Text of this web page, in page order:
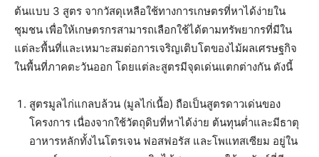
ต้นแบบ 3 สูตร จากวัสดุเหลือใช้ทางการเกษตรที่หาได้ง่ายใน
ชุมชน เพื่อให้เกษตรกรสามารถเลือกใช้ได้ตามทรัพยากรที่มีใน
แต่ละพื้นที่และเหมาะสมต่อการเจริญเติบโตของไม้ผลเศรษฐกิจ
ในพื้นที่ภาคตะวันออก โดยแต่ละสูตรมีจุดเด่นแตกต่างกัน ดังนี้
สูตรมูลไก่แกลบล้วน (มูลไก่เนื้อ) ถือเป็นสูตรดาวเด่นของ
โครงการ เนื่องจากใช้วัตถุดิบที่หาได้ง่าย ต้นทุนต่ำและมีธาตุ
อาหารหลักทั้งไนโตรเจน ฟอสฟอรัส และโพแทสเซียม อยู่ใน